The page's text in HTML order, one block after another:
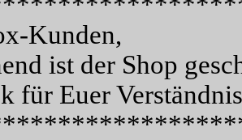
Kunden,
ist der Shop
für Euer